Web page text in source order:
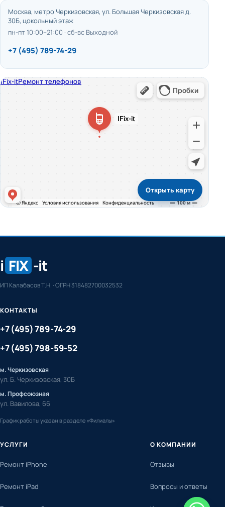
Москва, метро Черкизовская, ул. Большая Черкизовская д.
30Б, цокольный этаж
пн-пт 10:00–21:00 · сб-вс Выходной
+7 (495) 789-74-29
Открыть карту
i FIX -it
ИП Калабасов Т.Н. · ОГРН 318482700032532
УСЛУГИ
Ремонт iPhone
Ремонт iPad
О КОМПАНИИ
Отзывы
Вопросы и ответы
КОНТАКТЫ
+7 (495) 789-74-29
+7 (495) 798-59-52
м. Черкизовская
ул. Б. Черкизовская, 30Б
м. Профсоюзная
ул. Вавилова, 66
График работы указан в разделе «Филиалы»